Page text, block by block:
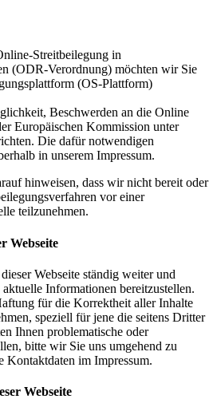
Streitbeilegung in
(ODR-Verordnung) möchten wir Sie
(OS-Plattform)
Beschwerden an die Online
Europäischen Kommission unter
Die dafür notwendigen
in unserem Impressum.
hinweisen, dass wir nicht bereit oder
vor einer
teilzunehmen.
Webseite
Webseite ständig weiter und
Informationen bereitzustellen.
für die Korrektheit aller Inhalte
speziell für jene die seitens Dritter
Ihnen problematische oder
bitte wir Sie uns umgehend zu
Kontaktdaten im Impressum.
Webseite